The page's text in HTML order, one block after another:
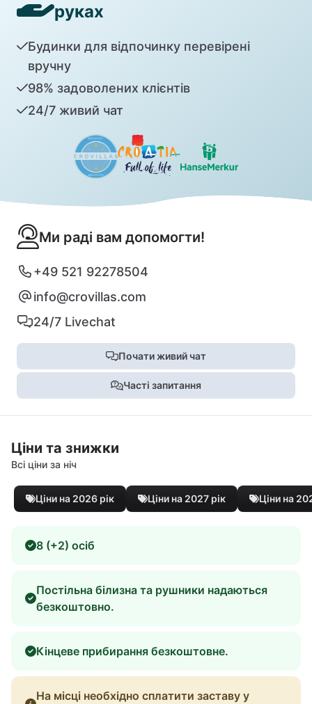
руках
Будинки для відпочинку перевірені
вручну
98% задоволених клієнтів
24/7 живий чат
Ми раді вам допомогти!
+49 521 92278504
info@crovillas.com
24/7 Livechat
Почати живий чат
Часті запитання
Ціни та знижки
Всі ціни за ніч
Ціни на 2026 рік Ціни на 2027 рік Ціни на
8 (+2) осіб
Постільна білизна та рушники надаються
безкоштовно.
Кінцеве прибирання безкоштовне.
На місці необхідно сплатити заставу у